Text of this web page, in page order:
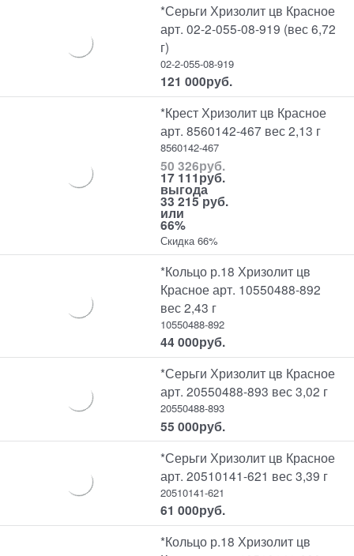
*Серьги Хризолит цв Красное
арт. 02-2-055-08-919 (вес 6,72
г)
02-2-055-08-919
121 000руб.
*Крест Хризолит цв Красное
арт. 8560142-467 вес 2,13 г
8560142-467
50 326руб.
17 111руб.
выгода
33 215 руб.
или
66%
Скидка 66%
*Кольцо р.18 Хризолит цв
Красное арт. 10550488-892
вес 2,43 г
10550488-892
44 000руб.
*Серьги Хризолит цв Красное
арт. 20550488-893 вес 3,02 г
20550488-893
55 000руб.
*Серьги Хризолит цв Красное
арт. 20510141-621 вес 3,39 г
20510141-621
61 000руб.
*Кольцо р.18 Хризолит цв